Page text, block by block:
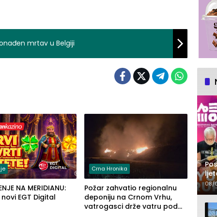
mrtav u Belgiji
NA MERIDIANU:
EGT Digital
Crna Hronika
Požar zahvatio regionalnu
deponiju na Crnom Vrhu,
vatrogasci drže vatru pod
08/